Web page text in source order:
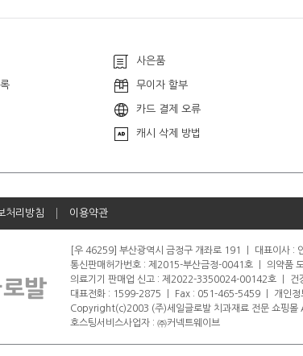
사은품
무이자 할부
카드 결제 오류
캐시 삭제 방법
처리방침 이용약관
[우 46259] 부산광역시 금정구 개좌로 191 대표이사 :
통신판매허가번호 : 제2015-부산금정-0041호
의약품
의료기기 판매업 신고 : 제2022-3350024-00142호
건
대표전화 : 1599-2875
Fax : 051-465-5459 개인정
Copyright(c)2003 (주)세일글로발 치과재료 전문 쇼핑
호스팅서비스사업자 : ㈜커넥트웨이브